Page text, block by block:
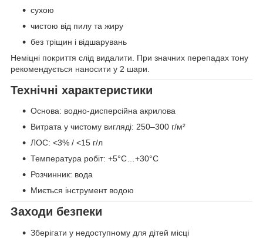
сухою
чистою від пилу та жиру
без тріщин і відшарувань
Неміцні покриття слід видалити. При значних перепадах тону
рекомендується наносити у 2 шари.
Технічні характеристики
Основа: водно-дисперсійна акрилова
Витрата у чистому вигляді: 250–300 г/м²
ЛОС: <3% / <15 г/л
Температура робіт: +5°C…+30°C
Розчинник: вода
Миється інструмент водою
Заходи безпеки
Зберігати у недоступному для дітей місці